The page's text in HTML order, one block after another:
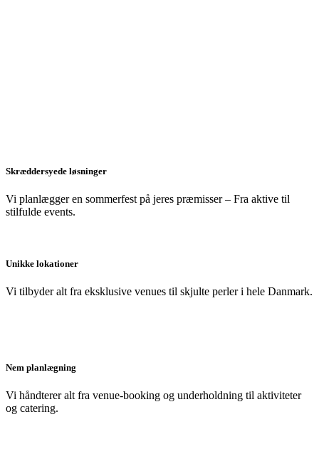
Skræddersyede løsninger
Vi planlægger en sommerfest på jeres præmisser – Fra aktive til
stilfulde events.
Unikke lokationer
Vi tilbyder alt fra eksklusive venues til skjulte perler i hele Danmark.
Nem planlægning
Vi håndterer alt fra venue-booking og underholdning til aktiviteter
og catering.